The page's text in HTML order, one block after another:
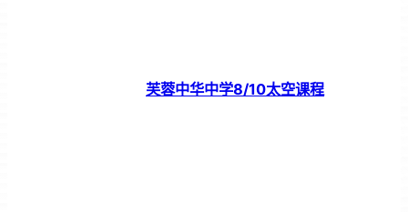
芙蓉中华中学8/10太空课程